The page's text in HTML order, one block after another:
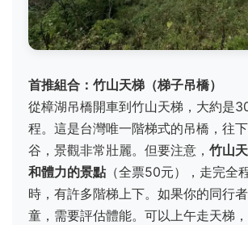
首推組合：竹山天梯（梯子吊橋）
從樟湖吊橋開車到竹山天梯，大約是
程。這是台灣唯一階梯式的吊橋，往
谷，景觀非常壯麗。但要注意， 竹山
和體力的景點 （全票50元），走完全
時，有許多階梯上下。如果你的同行
童，需要評估體能。可以上午走天梯